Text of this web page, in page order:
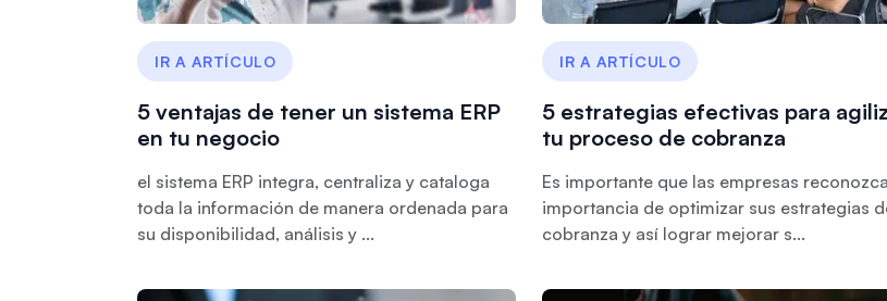
IR A ARTÍCULO
5 ventajas de tener un sistema ERP
en tu negocio
el sistema ERP integra, centraliza y cataloga
toda la información de manera ordenada para
su disponibilidad, análisis y ...
IR A ARTÍCULO
5 estrategias efectivas para
tu proceso de cobranza
Es importante que las empresas
importancia de optimizar sus estrategias
cobranza y así lograr mejorar s...